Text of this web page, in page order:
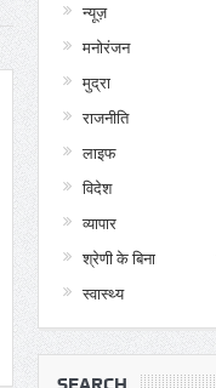
न्यूज़
मनोरंजन
मुद्रा
राजनीति
लाइफ
विदेश
व्यापार
श्रेणी के बिना
स्वास्थ्य